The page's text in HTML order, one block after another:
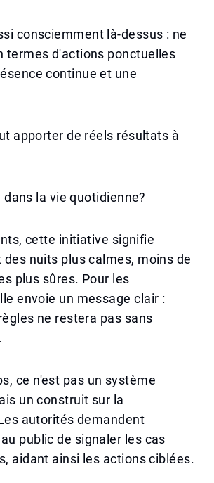
consciemment là-dessus : ne
termes d'actions ponctuelles
continue et une
apporter de réels résultats à
dans la vie quotidienne?
cette initiative signifie
nuits plus calmes, moins de
plus sûres. Pour les
envoie un message clair :
ne restera pas sans
ce n'est pas un système
un construit sur la
autorités demandent
public de signaler les cas
aidant ainsi les actions ciblées.